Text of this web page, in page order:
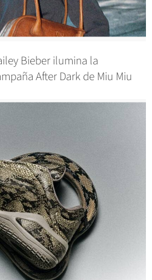
Bieber ilumina la
After Dark de Miu Miu